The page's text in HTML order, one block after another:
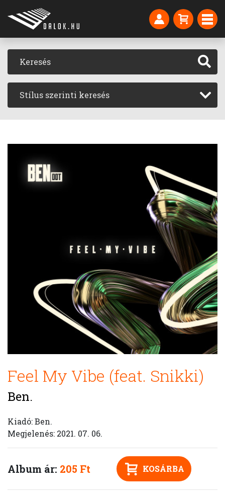
Stílus szerinti keresés
Feel My Vibe (feat. Snikki)
Ben.
Kiadó: Ben.
Megjelenés: 2021. 07. 06.
Album ár: 205 Ft KOSÁRBA